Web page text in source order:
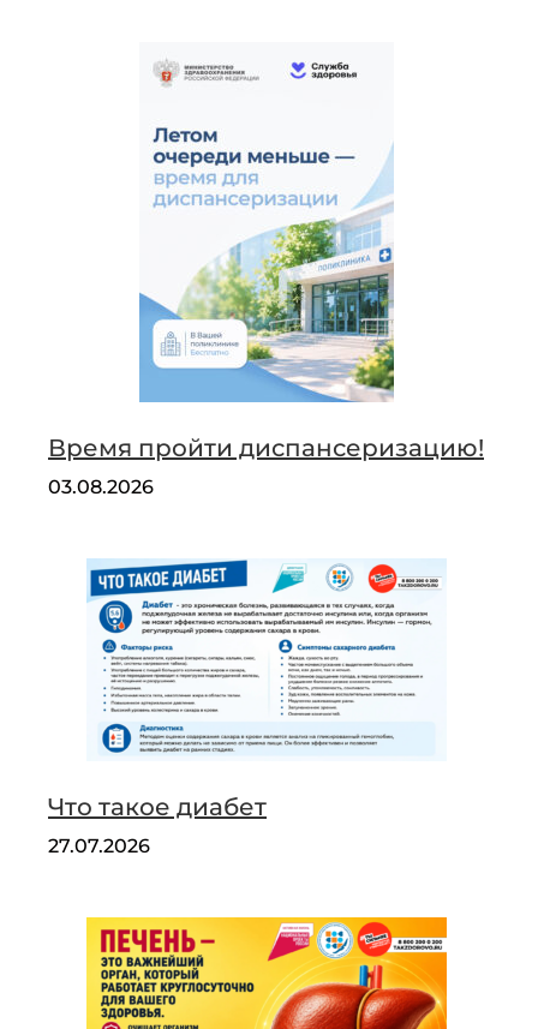
Время пройти диспансеризацию!
03.08.2026
Что такое диабет
27.07.2026